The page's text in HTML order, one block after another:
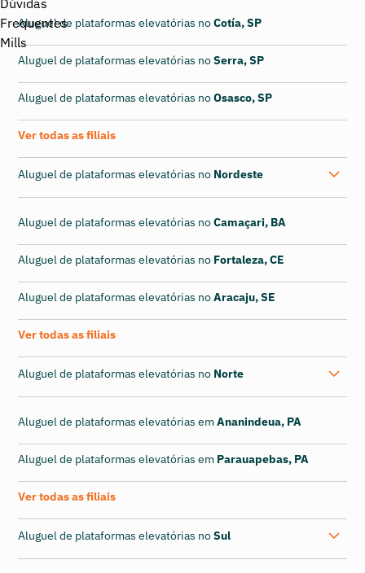
Aluguel de plataformas elevatórias noCotía, SP
Aluguel de plataformas elevatórias noSerra, SP
Aluguel de plataformas elevatórias noOsasco, SP
Ver todas as filiais
Aluguel de plataformas elevatórias no Nordeste
Aluguel de plataformas elevatórias noCamaçari, BA
Aluguel de plataformas elevatórias no Fortaleza, CE
Aluguel de plataformas elevatórias noAracaju, SE
Ver todas as filiais
Aluguel de plataformas elevatórias no Norte
Aluguel de plataformas elevatórias emAnanindeua, PA
Aluguel de plataformas elevatórias em Parauapebas, PA
Ver todas as filiais
Aluguel de plataformas elevatórias noSul